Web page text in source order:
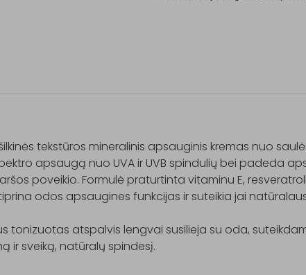
tekstūros mineralinis apsauginis kremas nuo
apsaugą nuo UVA ir UVB spindulių bei padeda
poveikio. Formulė praturtinta vitaminu E,
odos apsaugines funkcijas ir suteikia jai
tonizuotas atspalvis lengvai susilieja su oda,
ir sveiką, natūralų spindesį.